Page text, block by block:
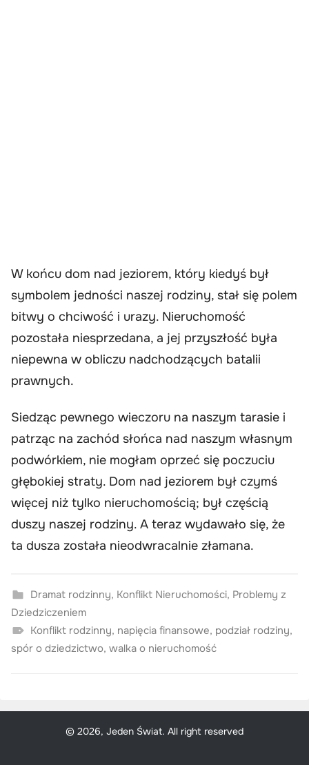
W końcu dom nad jeziorem, który kiedyś był
symbolem jedności naszej rodziny, stał się polem
bitwy o chciwość i urazy. Nieruchomość
pozostała niesprzedana, a jej przyszłość była
niepewna w obliczu nadchodzących batalii
prawnych.
Siedząc pewnego wieczoru na naszym tarasie i
patrząc na zachód słońca nad naszym własnym
podwórkiem, nie mogłam oprzeć się poczuciu
głębokiej straty. Dom nad jeziorem był czymś
więcej niż tylko nieruchomością; był częścią
duszy naszej rodziny. A teraz wydawało się, że
ta dusza została nieodwracalnie złamana.
Dramat rodzinny, Konflikt Nieruchomości, Problemy z
Dziedziczeniem
Konflikt rodzinny, napięcia finansowe, podział rodziny,
spór o dziedzictwo, walka o nieruchomość
© 2026, Jeden Świat. All right reserved